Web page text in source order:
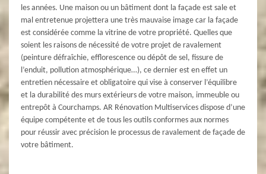
les années. Une maison ou un bâtiment dont la façade est sale et
mal entretenue projettera une très mauvaise image car la façade
est considérée comme la vitrine de votre propriété. Quelles que
soient les raisons de nécessité de votre projet de ravalement
(peinture défraîchie, efflorescence ou dépôt de sel, fissure de
l’enduit, pollution atmosphérique…), ce dernier est en effet un
entretien nécessaire et obligatoire qui vise à conserver l’équilibre
et la durabilité des murs extérieurs de votre maison, immeuble ou
entrepôt à Courchamps. AR Rénovation Multiservices dispose d’une
équipe compétente et de tous les outils conformes aux normes
pour réussir avec précision le processus de ravalement de façade de
votre bâtiment.